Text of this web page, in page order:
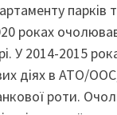
парків
роках
У 2014-2015
діях в АТО/
роти.